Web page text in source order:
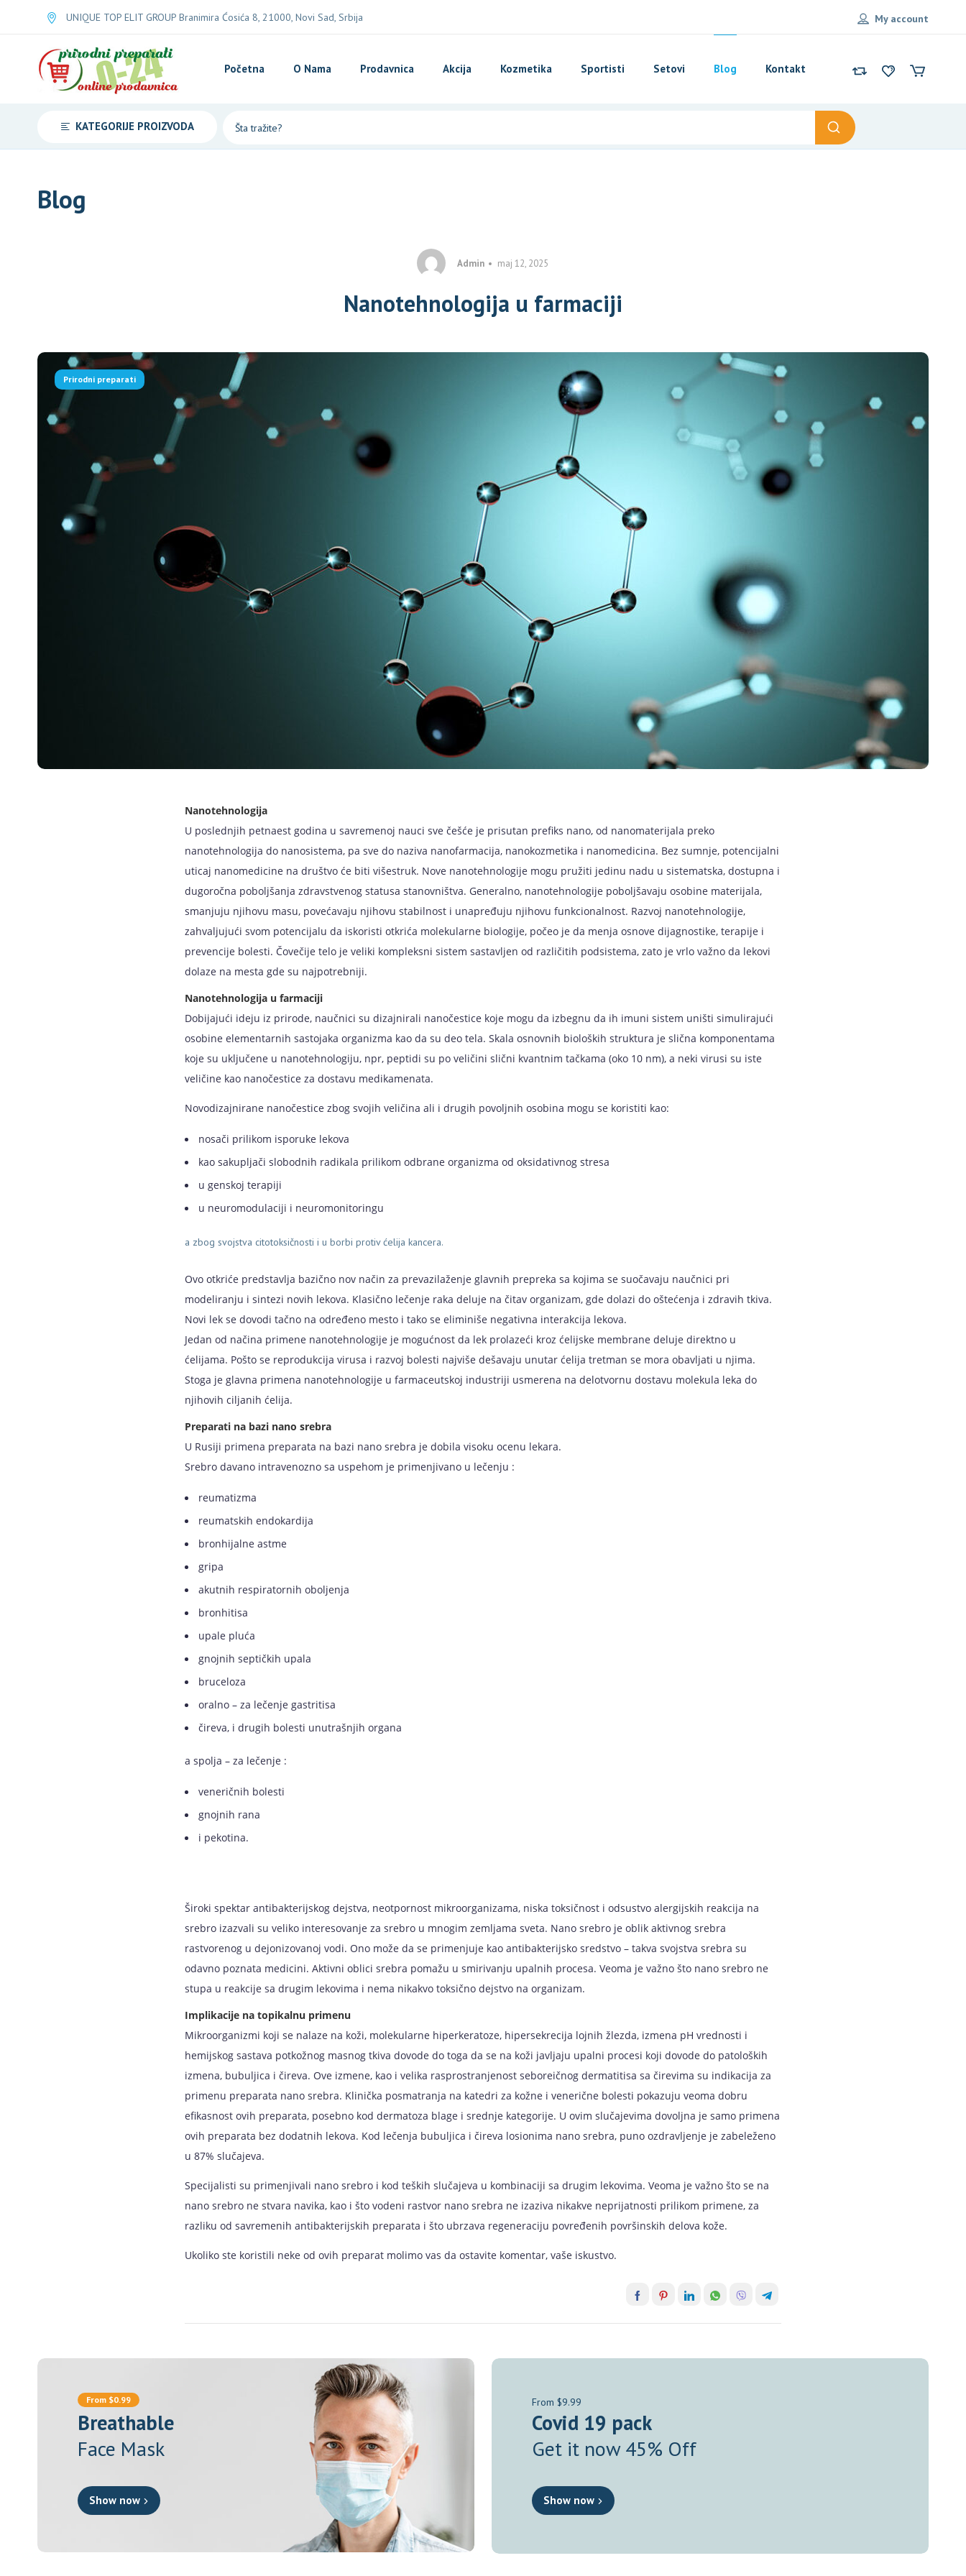
UNIQUE TOP ELIT GROUP Branimira Ćosića 8, 21000, Novi Sad, Srbija My account
Početna O Nama Prodavnica Akcija Kozmetika Sportisti Setovi Blog Kontakt
KATEGORIJE PROIZVODA
Blog
Admin maj 12, 2025
Nanotehnologija u farmaciji
Prirodni preparati
Nanotehnologija
U poslednjih petnaest godina u savremenoj nauci sve češće je prisutan prefiks nano, od nanomaterijala preko
nanotehnologija do nanosistema, pa sve do naziva nanofarmacija, nanokozmetika i nanomedicina. Bez sumnje, potencijalni
uticaj nanomedicine na društvo će biti višestruk. Nove nanotehnologije mogu pružiti jedinu nadu u sistematska, dostupna i
dugoročna poboljšanja zdravstvenog statusa stanovništva. Generalno, nanotehnologije poboljšavaju osobine materijala,
smanjuju njihovu masu, povećavaju njihovu stabilnost i unapređuju njihovu funkcionalnost. Razvoj nanotehnologije,
zahvaljujući svom potencijalu da iskoristi otkrića molekularne biologije, počeo je da menja osnove dijagnostike, terapije i
prevencije bolesti. Čovečije telo je veliki kompleksni sistem sastavljen od različitih podsistema, zato je vrlo važno da lekovi
dolaze na mesta gde su najpotrebniji.
Nanotehnologija u farmaciji
Dobijajući ideju iz prirode, naučnici su dizajnirali nanočestice koje mogu da izbegnu da ih imuni sistem uništi simulirajući
osobine elementarnih sastojaka organizma kao da su deo tela. Skala osnovnih bioloških struktura je slična komponentama
koje su uključene u nanotehnologiju, npr, peptidi su po veličini slični kvantnim tačkama (oko 10 nm), a neki virusi su iste
veličine kao nanočestice za dostavu medikamenata.
Novodizajnirane nanočestice zbog svojih veličina ali i drugih povoljnih osobina mogu se koristiti kao:
nosači prilikom isporuke lekova
kao sakupljači slobodnih radikala prilikom odbrane organizma od oksidativnog stresa
u genskoj terapiji
u neuromodulaciji i neuromonitoringu
a zbog svojstva citotoksičnosti i u borbi protiv ćelija kancera.
Ovo otkriće predstavlja bazično nov način za prevazilaženje glavnih prepreka sa kojima se suočavaju naučnici pri
modeliranju i sintezi novih lekova. Klasično lečenje raka deluje na čitav organizam, gde dolazi do oštećenja i zdravih tkiva.
Novi lek se dovodi tačno na određeno mesto i tako se eliminiše negativna interakcija lekova.
Jedan od načina primene nanotehnologije je mogućnost da lek prolazeći kroz ćelijske membrane deluje direktno u
ćelijama. Pošto se reprodukcija virusa i razvoj bolesti najviše dešavaju unutar ćelija tretman se mora obavljati u njima.
Stoga je glavna primena nanotehnologije u farmaceutskoj industriji usmerena na delotvornu dostavu molekula leka do
njihovih ciljanih ćelija.
Preparati na bazi nano srebra
U Rusiji primena preparata na bazi nano srebra je dobila visoku ocenu lekara.
Srebro davano intravenozno sa uspehom je primenjivano u lečenju :
reumatizma
reumatskih endokardija
bronhijalne astme
gripa
akutnih respiratornih oboljenja
bronhitisa
upale pluća
gnojnih septičkih upala
bruceloza
oralno – za lečenje gastritisa
čireva, i drugih bolesti unutrašnjih organa
a spolja – za lečenje :
veneričnih bolesti
gnojnih rana
i pekotina.
Široki spektar antibakterijskog dejstva, neotpornost mikroorganizama, niska toksičnost i odsustvo alergijskih reakcija na
srebro izazvali su veliko interesovanje za srebro u mnogim zemljama sveta. Nano srebro je oblik aktivnog srebra
rastvorenog u dejonizovanoj vodi. Ono može da se primenjuje kao antibakterijsko sredstvo – takva svojstva srebra su
odavno poznata medicini. Aktivni oblici srebra pomažu u smirivanju upalnih procesa. Veoma je važno što nano srebro ne
stupa u reakcije sa drugim lekovima i nema nikakvo toksično dejstvo na organizam.
Implikacije na topikalnu primenu
Mikroorganizmi koji se nalaze na koži, molekularne hiperkeratoze, hipersekrecija lojnih žlezda, izmena pH vrednosti i
hemijskog sastava potkožnog masnog tkiva dovode do toga da se na koži javljaju upalni procesi koji dovode do patoloških
izmena, bubuljica i čireva. Ove izmene, kao i velika rasprostranjenost seboreičnog dermatitisa sa čirevima su indikacija za
primenu preparata nano srebra. Klinička posmatranja na katedri za kožne i venerične bolesti pokazuju veoma dobru
efikasnost ovih preparata, posebno kod dermatoza blage i srednje kategorije. U ovim slučajevima dovoljna je samo primena
ovih preparata bez dodatnih lekova. Kod lečenja bubuljica i čireva losionima nano srebra, puno ozdravljenje je zabeleženo
u 87% slučajeva.
Specijalisti su primenjivali nano srebro i kod teških slučajeva u kombinaciji sa drugim lekovima. Veoma je važno što se na
nano srebro ne stvara navika, kao i što vodeni rastvor nano srebra ne izaziva nikakve neprijatnosti prilikom primene, za
razliku od savremenih antibakterijskih preparata i što ubrzava regeneraciju povređenih površinskih delova kože.
Ukoliko ste koristili neke od ovih preparat molimo vas da ostavite komentar, vaše iskustvo.
From $0.99
Breathable
Face Mask
Show now
From $9.99
Covid 19 pack
Get it now 45% Off
Show now